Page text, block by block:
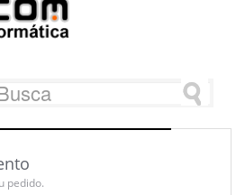
pedido.